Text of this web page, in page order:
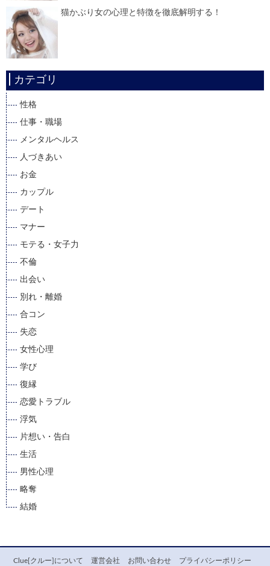
猫かぶり女の心理と特徴を徹底解明する！
カテゴリ
性格
仕事・職場
メンタルヘルス
人づきあい
お金
カップル
デート
マナー
モテる・女子力
不倫
出会い
別れ・離婚
合コン
失恋
女性心理
学び
復縁
恋愛トラブル
浮気
片想い・告白
生活
男性心理
略奪
結婚
Clue[クルー]について 運営会社 お問い合わせ プライバシーポリシー